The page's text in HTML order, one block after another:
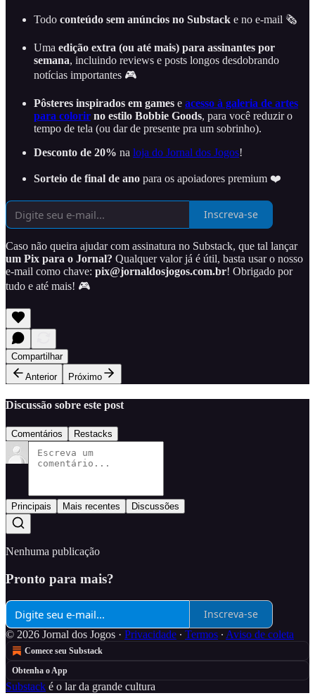
Todo conteúdo sem anúncios no Substack e no e-mail 🗞️
Uma edição extra (ou até mais) para assinantes por
semana, incluindo reviews e posts longos desdobrando
notícias importantes 🎮
Pôsteres inspirados em games e acesso à galeria de artes
para colorir no estilo Bobbie Goods, para você reduzir o
tempo de tela (ou dar de presente pra um sobrinho).
Desconto de 20% na loja do Jornal dos Jogos!
Sorteio de final de ano para os apoiadores premium ❤️
Inscreva-se
Caso não queira ajudar com assinatura no Substack, que tal lançar
um Pix para o Jornal? Qualquer valor já é útil, basta usar o nosso
e-mail como chave: pix@jornaldosjogos.com.br! Obrigado por
tudo e até mais! 🎮
Compartilhar
Anterior
Próximo
Discussão sobre este post
Comentários Restacks
Principais Mais recentes Discussões
Nenhuma publicação
Pronto para mais?
Inscreva-se
© 2026 Jornal dos Jogos · Privacidade ∙ Termos ∙ Aviso de coleta
Comece seu Substack
Obtenha o App
Substack é o lar da grande cultura